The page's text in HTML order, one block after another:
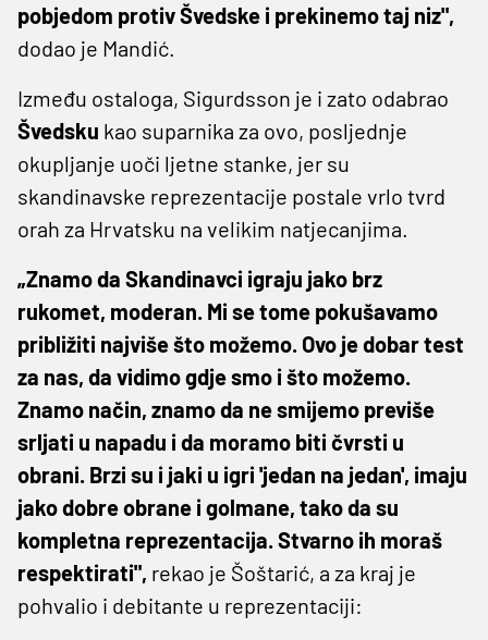
pobjedom protiv Švedske i prekinemo taj niz",
dodao je Mandić.
Između ostaloga, Sigurdsson je i zato odabrao
Švedsku kao suparnika za ovo, posljednje
okupljanje uoči ljetne stanke, jer su
skandinavske reprezentacije postale vrlo tvrd
orah za Hrvatsku na velikim natjecanjima.
„Znamo da Skandinavci igraju jako brz
rukomet, moderan. Mi se tome pokušavamo
približiti najviše što možemo. Ovo je dobar test
za nas, da vidimo gdje smo i što možemo.
Znamo način, znamo da ne smijemo previše
srljati u napadu i da moramo biti čvrsti u
obrani. Brzi su i jaki u igri 'jedan na jedan', imaju
jako dobre obrane i golmane, tako da su
kompletna reprezentacija. Stvarno ih moraš
respektirati", rekao je Šoštarić, a za kraj je
pohvalio i debitante u reprezentaciji: